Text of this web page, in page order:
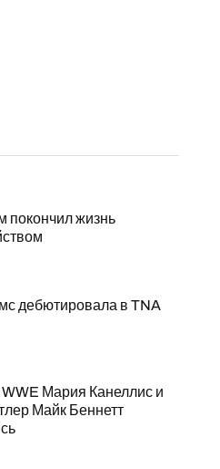
покончил жизнь
дебютировала в TNA
Мария Канеллис и
Майк Беннетт